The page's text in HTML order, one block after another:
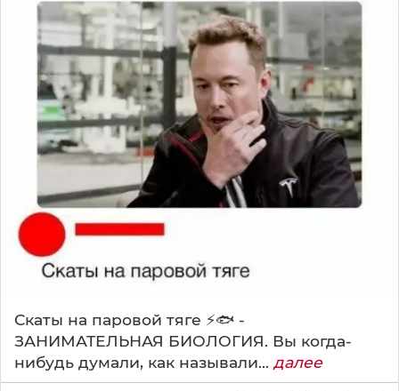
Скаты на паровой тяге ⚡️🐟 -
ЗАНИМАТЕЛЬНАЯ БИОЛОГИЯ. Вы когда-
нибудь думали, как называли... далее